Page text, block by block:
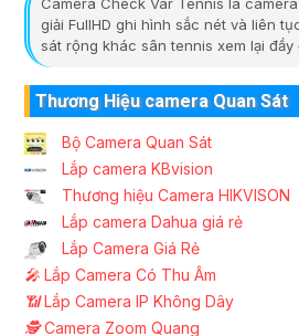
giải FullHD ghi hình sắc nét và liên
sát rộng khác sân tennis xem lại
Thương Hiệu camera Quan Sát
Bộ Camera Quan Sát
Lắp camera KBvision
Thương hiệu Camera HIKVISON
Lắp camera Dahua giá rẻ
Lắp Camera Giá Rẻ
️🎤️ Lắp Camera Có Thu Âm
📶Lắp Camera IP Không Dây
🕵️Camera Zoom Quang